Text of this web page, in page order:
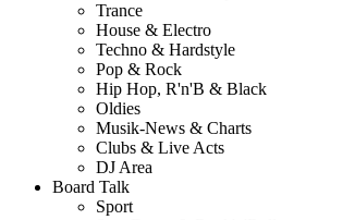
Trance
House & Electro
Techno & Hardstyle
Pop & Rock
Hip Hop, R'n'B & Black
Oldies
Musik-News & Charts
Clubs & Live Acts
DJ Area
Board Talk
Sport